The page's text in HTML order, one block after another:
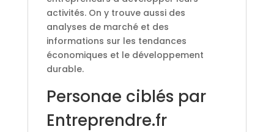
activités. On y trouve aussi des
analyses de marché et des
informations sur les tendances
économiques et le développement
durable.
Personae ciblés par
Entreprendre.fr